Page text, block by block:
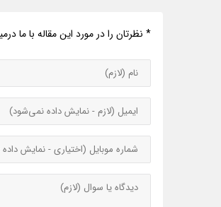
* نظرتان را در مورد این مقاله با ما